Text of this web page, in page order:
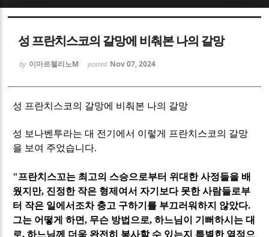
성 프란치스코의 갈망에 비춰본 나의 갈망
by 이마르첼리노M posted Nov 07, 2024
성 프란치스코의 갈망에 비춰본 나의 갈망
성 보나벤투라는 대 전기에서 이렇게 프란치스코의 갈망
을 보여 주었습니다.
"프란치스꼬는 최고의 스승으로부터 위대한 사정들을 배
웠지만, 진정한 작은 형제여서 자기보다 못한 사람들로부
터 작은 일에서조차 충고 구하기를 부끄러워하지 않았다.
그는 어떻게 하면, 무슨 방법으로,하느님이 기뻐하시는 대
로,하느님께 더욱 완전히 봉사할 수 있는지 특별한 열정으
Sketchbook5, 스케치북5
Sketchbook5, 스케치북5
Sketchbook5, 스케치북5
Sketchbook5, 스케치북5